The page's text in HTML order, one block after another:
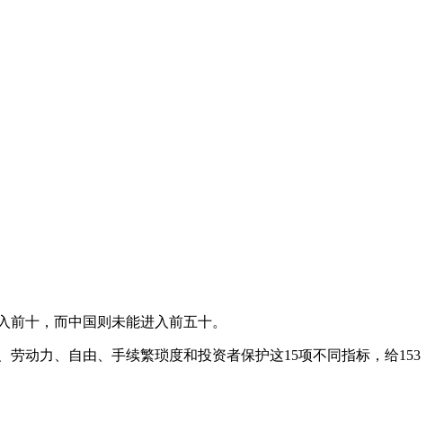
十，而中国则未能进入前五十。
动力、自由、手续繁琐度和投资者保护这15项不同指标，给153